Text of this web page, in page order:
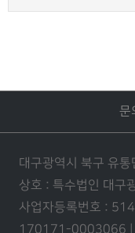
문
대구광역시 북구 유
상호 : 특수법인 대구
사업자등록번호 :
170171-0003066 |